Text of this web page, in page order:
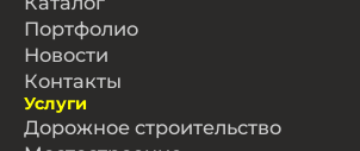
Портфолио
Новости
Контакты
Услуги
Дорожное строительство